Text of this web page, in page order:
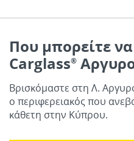
Που μπορείτε
Carglass®
Βρισκόμαστε στη Λ.
ο περιφερειακός που
κάθετη στην Κύπρου.